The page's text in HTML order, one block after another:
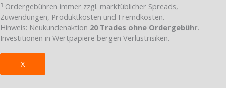
1 Ordergebühren immer zzgl. marktüblicher Spreads,
Zuwendungen, Produktkosten und Fremdkosten.
Hinweis: Neukundenaktion 20 Trades ohne Ordergebühr.
Investitionen in Wertpapiere bergen Verlustrisiken.
X